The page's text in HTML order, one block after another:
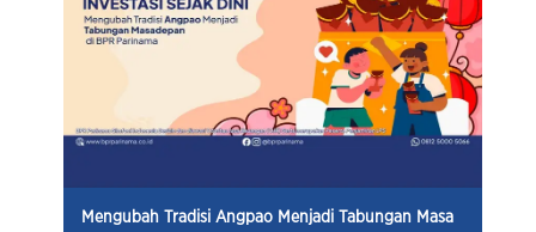
Mengubah Tradisi Angpao Menjadi Tabungan Masa